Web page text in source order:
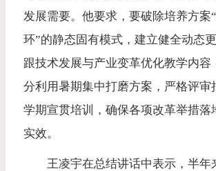
发展需要。他要求，要破除培养方案
环”的静态固有模式，建立健全动态
跟技术发展与产业变革优化教学内容
分利用暑期集中打磨方案，严格评审
学期宣贯培训，确保各项改革举措落
实效。
王凌宇在总结讲话中表示，半年